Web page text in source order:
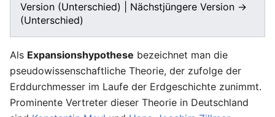
Version (Unterschied) | Nächstjüngere Version →
(Unterschied)
Als Expansionshypothese bezeichnet man die
pseudowissenschaftliche Theorie, der zufolge der
Erddurchmesser im Laufe der Erdgeschichte zunimmt.
Prominente Vertreter dieser Theorie in Deutschland